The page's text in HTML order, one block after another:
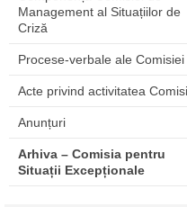
Management al Situațiilor de
Criză
Procese-verbale ale Comisiei
Acte privind activitatea
Anunțuri
Arhiva – Comisia pentru
Situații Excepționale